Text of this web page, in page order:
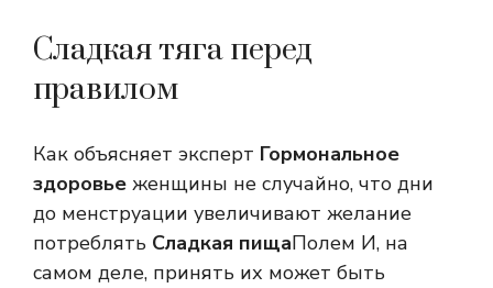
Сладкая тяга перед
правилом
Как объясняет эксперт Гормональное
здоровье женщины не случайно, что дни
до менструации увеличивают желание
потреблять Сладкая пищаПолем И, на
самом деле, принять их может быть